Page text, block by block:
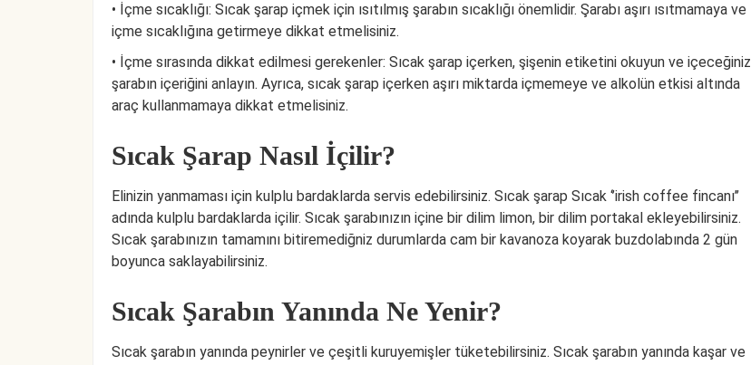
• İçme sıcaklığı: Sıcak şarap içmek için ısıtılmış şarabın sıcaklığı önemlidir. Şarabı aşırı ısıtmamaya ve
içme sıcaklığına getirmeye dikkat etmelisiniz.
• İçme sırasında dikkat edilmesi gerekenler: Sıcak şarap içerken, şişenin etiketini okuyun ve içeceğiniz
şarabın içeriğini anlayın. Ayrıca, sıcak şarap içerken aşırı miktarda içmemeye ve alkolün etkisi altında
araç kullanmamaya dikkat etmelisiniz.
Sıcak Şarap Nasıl İçilir?
Elinizin yanmaması için kulplu bardaklarda servis edebilirsiniz. Sıcak şarap Sıcak ‘’irish coffee fincanı’’
adında kulplu bardaklarda içilir. Sıcak şarabınızın içine bir dilim limon, bir dilim portakal ekleyebilirsiniz.
Sıcak şarabınızın tamamını bitiremediğniz durumlarda cam bir kavanoza koyarak buzdolabında 2 gün
boyunca saklayabilirsiniz.
Sıcak Şarabın Yanında Ne Yenir?
Sıcak şarabın yanında peynirler ve çeşitli kuruyemişler tüketebilirsiniz. Sıcak şarabın yanında kaşar ve